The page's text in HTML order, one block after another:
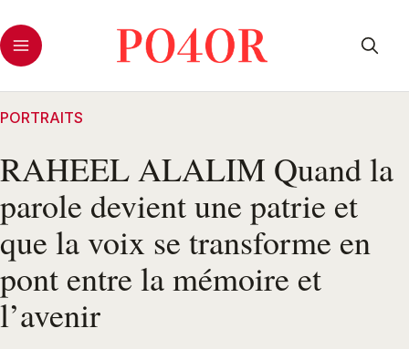
PORTRAITS
RAHEEL ALALIM Quand la
parole devient une patrie et
que la voix se transforme en
pont entre la mémoire et
l’avenir